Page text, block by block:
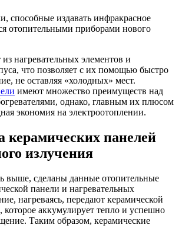
способные издавать инфракрасное
отопительными приборами нового
из нагревательных элементов и
что позволяет с их помощью быстро
не оставляя «холодных» мест.
имеют множество преимуществ над
однако, главным их плюсом
экономия на электроотоплении.
керамических панелей
излучения
выше, сделаны данные отопительные
панели и нагревательных
нагреваясь, передают керамической
которое аккумулирует тепло и успешно
Таким образом, керамические